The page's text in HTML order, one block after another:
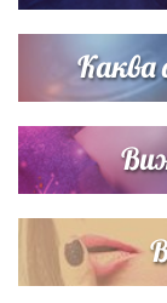
Списъкът е
сватбата на
Каква